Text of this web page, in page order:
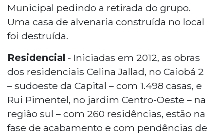
Municipal pedindo a retirada do grupo.
Uma casa de alvenaria construída no local
foi destruída.
Residencial - Iniciadas em 2012, as obras
dos residenciais Celina Jallad, no Caiobá 2
– sudoeste da Capital – com 1.498 casas, e
Rui Pimentel, no jardim Centro-Oeste – na
região sul – com 260 residências, estão na
fase de acabamento e com pendências de